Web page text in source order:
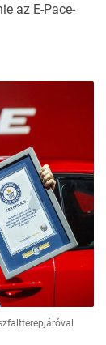
az E-Pace-